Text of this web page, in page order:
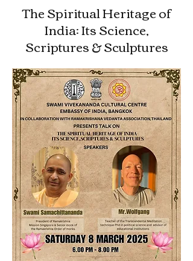
The Spiritual Heritage of
India: Its Science,
Scriptures & Sculptures